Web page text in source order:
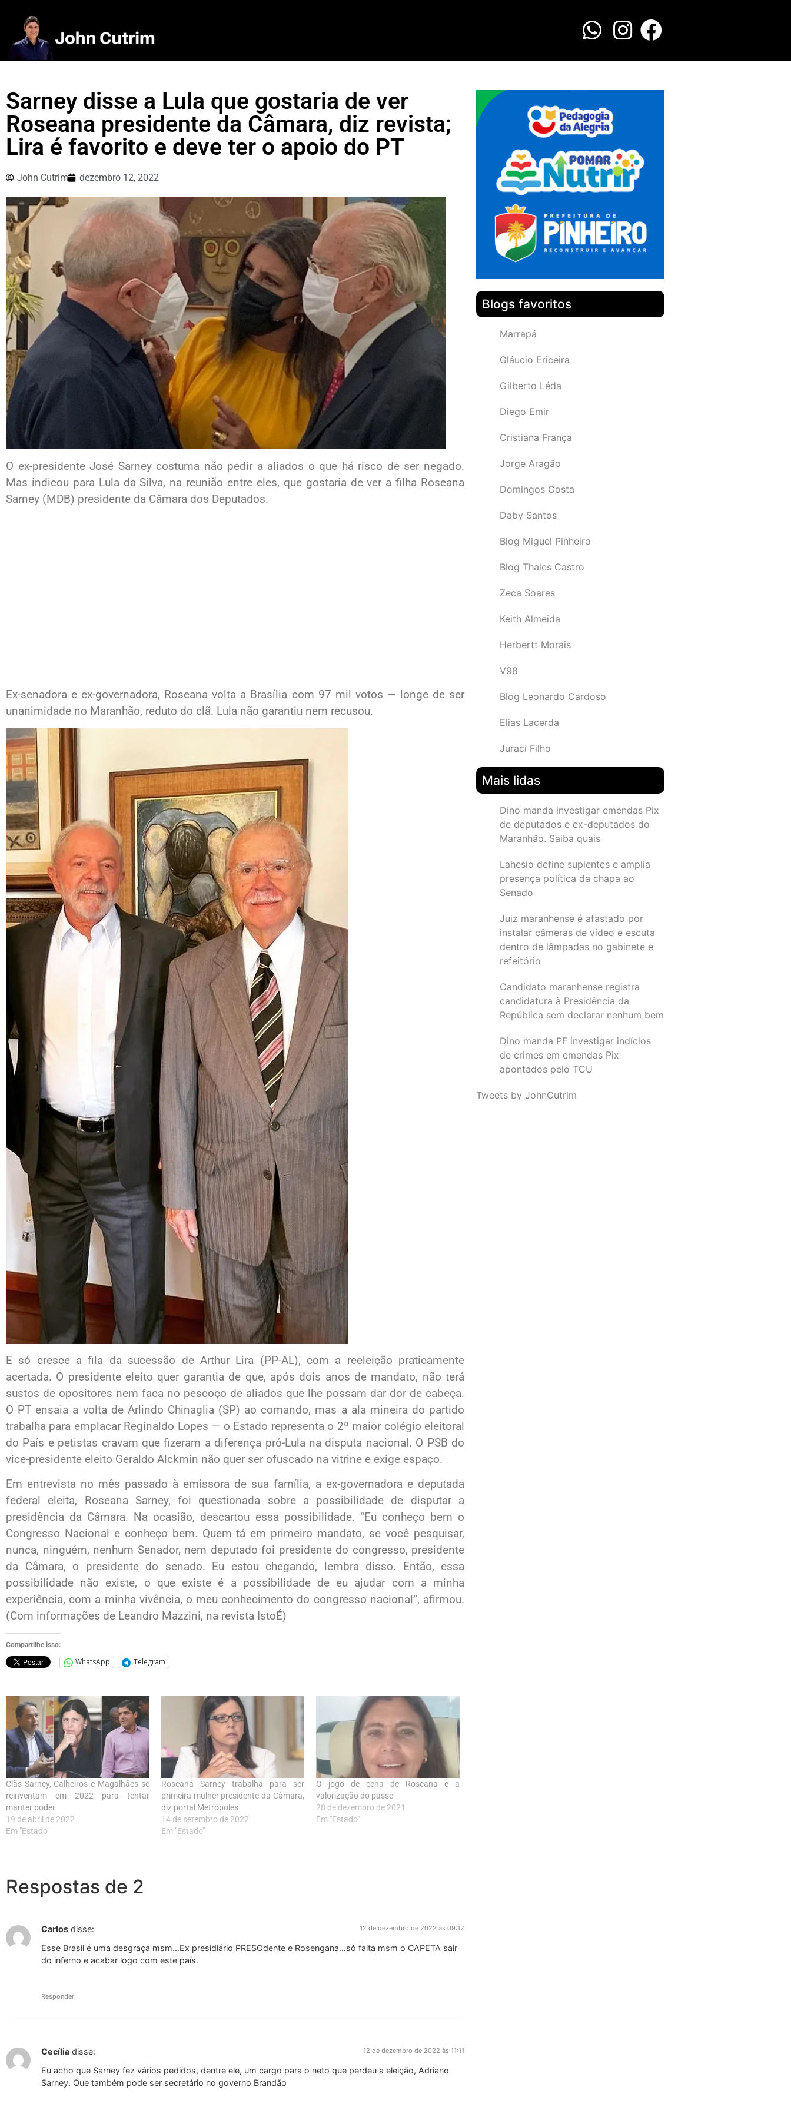
Sarney disse a Lula que gostaria de ver
Roseana presidente da Câmara, diz revista;
Lira é favorito e deve ter o apoio do PT
John Cutrim dezembro 12, 2022
O ex-presidente José Sarney costuma não pedir a aliados o que há risco de ser negado.
Mas indicou para Lula da Silva, na reunião entre eles, que gostaria de ver a filha Roseana
Sarney (MDB) presidente da Câmara dos Deputados.
Ex-senadora e ex-governadora, Roseana volta a Brasília com 97 mil votos — longe de ser
unanimidade no Maranhão, reduto do clã. Lula não garantiu nem recusou.
E só cresce a fila da sucessão de Arthur Lira (PP-AL), com a reeleição praticamente
acertada. O presidente eleito quer garantia de que, após dois anos de mandato, não terá
sustos de opositores nem faca no pescoço de aliados que lhe possam dar dor de cabeça.
O PT ensaia a volta de Arlindo Chinaglia (SP) ao comando, mas a ala mineira do partido
trabalha para emplacar Reginaldo Lopes — o Estado representa o 2º maior colégio eleitoral
do País e petistas cravam que fizeram a diferença pró-Lula na disputa nacional. O PSB do
vice-presidente eleito Geraldo Alckmin não quer ser ofuscado na vitrine e exige espaço.
Em entrevista no mês passado à emissora de sua família, a ex-governadora e deputada
federal eleita, Roseana Sarney, foi questionada sobre a possibilidade de disputar a
presidência da Câmara. Na ocasião, descartou essa possibilidade. “Eu conheço bem o
Congresso Nacional e conheço bem. Quem tá em primeiro mandato, se você pesquisar,
nunca, ninguém, nenhum Senador, nem deputado foi presidente do congresso, presidente
da Câmara, o presidente do senado. Eu estou chegando, lembra disso. Então, essa
possibilidade não existe, o que existe é a possibilidade de eu ajudar com a minha
experiência, com a minha vivência, o meu conhecimento do congresso nacional”, afirmou.
(Com informações de Leandro Mazzini, na revista IstoÉ)
Compartilhe isso:
WhatsApp Telegram
Clãs Sarney, Calheiros e Magalhães se
reinventam em 2022 para tentar
manter poder
19 de abril de 2022
Em "Estado"
Roseana Sarney trabalha para ser
primeira mulher presidente da Câmara,
diz portal Metrópoles
14 de setembro de 2022
Em "Estado"
O jogo de cena de Roseana e a
valorização do passe
28 de dezembro de 2021
Em "Estado"
Respostas de 2
Carlos disse: 12 de dezembro de 2022 às 09:12
Esse Brasil é uma desgraça msm…Ex presidiário PRESOdente e Rosengana…só falta msm o CAPETA sair
do inferno e acabar logo com este país.
Responder
Cecília disse: 12 de dezembro de 2022 às 11:11
Eu acho que Sarney fez vários pedidos, dentre ele, um cargo para o neto que perdeu a eleição, Adriano
Sarney. Que também pode ser secretário no governo Brandão
Blogs favoritos
Marrapá
Gláucio Ericeira
Gilberto Léda
Diego Emir
Cristiana França
Jorge Aragão
Domingos Costa
Daby Santos
Blog Miguel Pinheiro
Blog Thales Castro
Zeca Soares
Keith Almeida
Herbertt Morais
V98
Blog Leonardo Cardoso
Elias Lacerda
Juraci Filho
Mais lidas
Dino manda investigar emendas Pix
de deputados e ex-deputados do
Maranhão. Saiba quais
Lahesio define suplentes e amplia
presença política da chapa ao
Senado
Juiz maranhense é afastado por
instalar câmeras de vídeo e escuta
dentro de lâmpadas no gabinete e
refeitório
Candidato maranhense registra
candidatura à Presidência da
República sem declarar nenhum bem
Dino manda PF investigar indícios
de crimes em emendas Pix
apontados pelo TCU
Tweets by JohnCutrim